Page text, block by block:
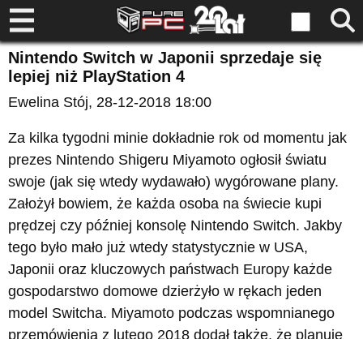
Nintendo Switch w Japonii sprzedaje się
lepiej niż PlayStation 4
Ewelina Stój, 28-12-2018 18:00
Za kilka tygodni minie dokładnie rok od momentu jak
prezes Nintendo Shigeru Miyamoto ogłosił światu
swoje (jak się wtedy wydawało) wygórowane plany.
Założył bowiem, że każda osoba na świecie kupi
prędzej czy później konsolę Nintendo Switch. Jakby
tego było mało już wtedy statystycznie w USA,
Japonii oraz kluczowych państwach Europy każde
gospodarstwo domowe dzierżyło w rękach jeden
model Switcha. Miyamoto podczas wspomnianego
przemówienia z lutego 2018 dodał także, że planuje